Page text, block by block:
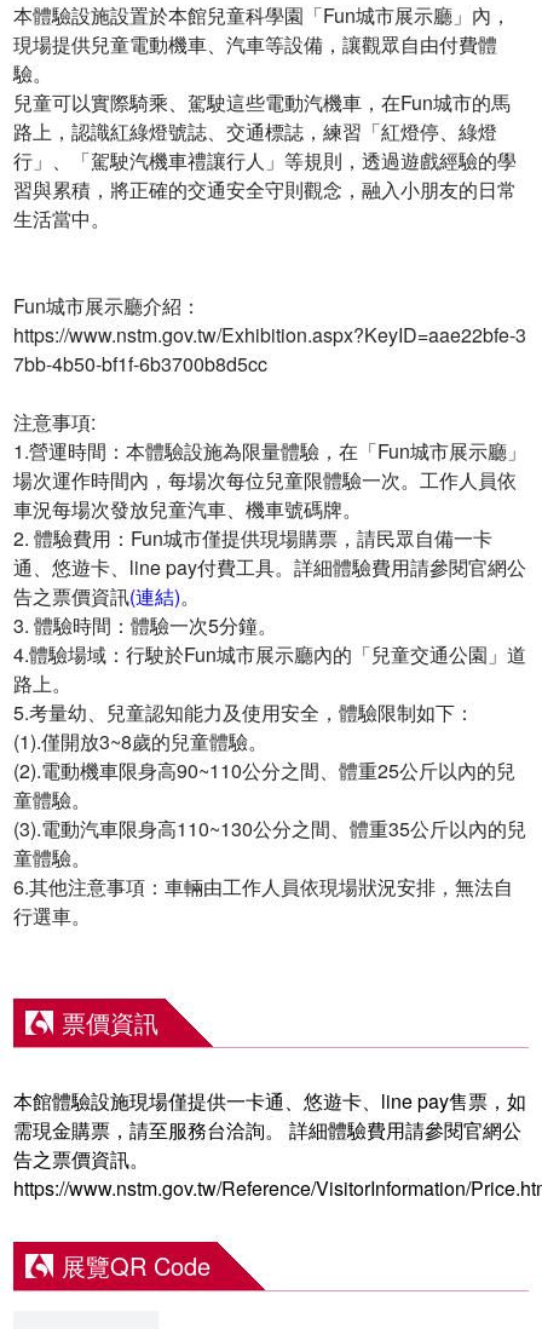
本體驗設施設置於本館兒童科學園「Fun城市展示廳」內，
現場提供兒童電動機車、汽車等設備，讓觀眾自由付費體
驗。
兒童可以實際騎乘、駕駛這些電動汽機車，在Fun城市的馬
路上，認識紅綠燈號誌、交通標誌，練習「紅燈停、綠燈
行」、「駕駛汽機車禮讓行人」等規則，透過遊戲經驗的學
習與累積，將正確的交通安全守則觀念，融入小朋友的日常
生活當中。
Fun城市展示廳介紹：
https://www.nstm.gov.tw/Exhibition.aspx?KeyID=aae22bfe-3
7bb-4b50-bf1f-6b3700b8d5cc
注意事項:
1.營運時間：本體驗設施為限量體驗，在「Fun城市展示廳」
場次運作時間內，每場次每位兒童限體驗一次。工作人員依
車況每場次發放兒童汽車、機車號碼牌。
2. 體驗費用：Fun城市僅提供現場購票，請民眾自備一卡
通、悠遊卡、line pay付費工具。詳細體驗費用請參閱官網公
告之票價資訊(連結)。
3. 體驗時間：體驗一次5分鐘。
4.體驗場域：行駛於Fun城市展示廳內的「兒童交通公園」道
路上。
5.考量幼、兒童認知能力及使用安全，體驗限制如下：
(1).僅開放3~8歲的兒童體驗。
(2).電動機車限身高90~110公分之間、體重25公斤以內的兒
童體驗。
(3).電動汽車限身高110~130公分之間、體重35公斤以內的兒
童體驗。
6.其他注意事項：車輛由工作人員依現場狀況安排，無法自
行選車。
票價資訊
本館體驗設施現場僅提供一卡通、悠遊卡、line pay售票，如
需現金購票，請至服務台洽詢。 詳細體驗費用請參閱官網公
告之票價資訊。
https://www.nstm.gov.tw/Reference/VisitorInformation/
展覽QR Code